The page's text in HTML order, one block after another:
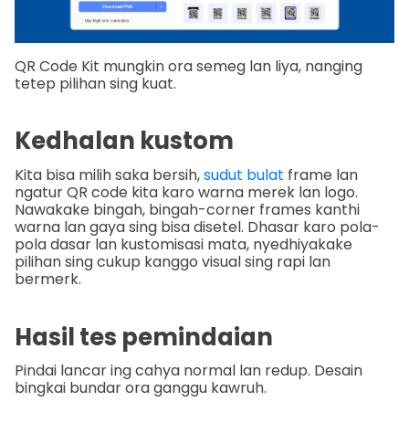
QR Code Kit mungkin ora semeg lan liya, nanging
tetep pilihan sing kuat.
Kedhalan kustom
Kita bisa milih saka bersih,sudut bulat frame lan
ngatur QR code kita karo warna merek lan logo.
Nawakake bingah, bingah-corner frames kanthi
warna lan gaya sing bisa disetel. Dhasar karo pola-
pola dasar lan kustomisasi mata, nyedhiyakake
pilihan sing cukup kanggo visual sing rapi lan
bermerk.
Hasil tes pemindaian
Pindai lancar ing cahya normal lan redup. Desain
bingkai bundar ora ganggu kawruh.